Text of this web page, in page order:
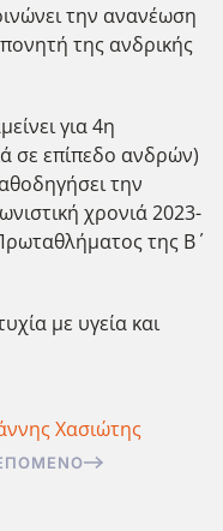
την ανανέωση
της ανδρικής
για 4η
σε επίπεδο ανδρών)
την
χρονιά 2023-
της Β΄
με υγεία και
Χασιώτης